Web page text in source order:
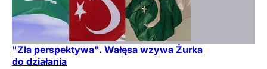
"Zła perspektywa". Wałęsa wzywa Żurka
do działania